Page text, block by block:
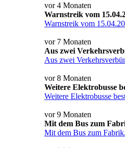
vor 4 Monaten
Warnstreik vom
Warnstreik vom
vor 7 Monaten
Aus zwei
Aus zwei
vor 8 Monaten
Weitere Elektrobusse
Weitere Elektrobusse
vor 9 Monaten
Mit dem Bus zum
Mit dem Bus zum